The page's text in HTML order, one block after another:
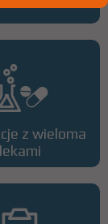
z wieloma
lekami